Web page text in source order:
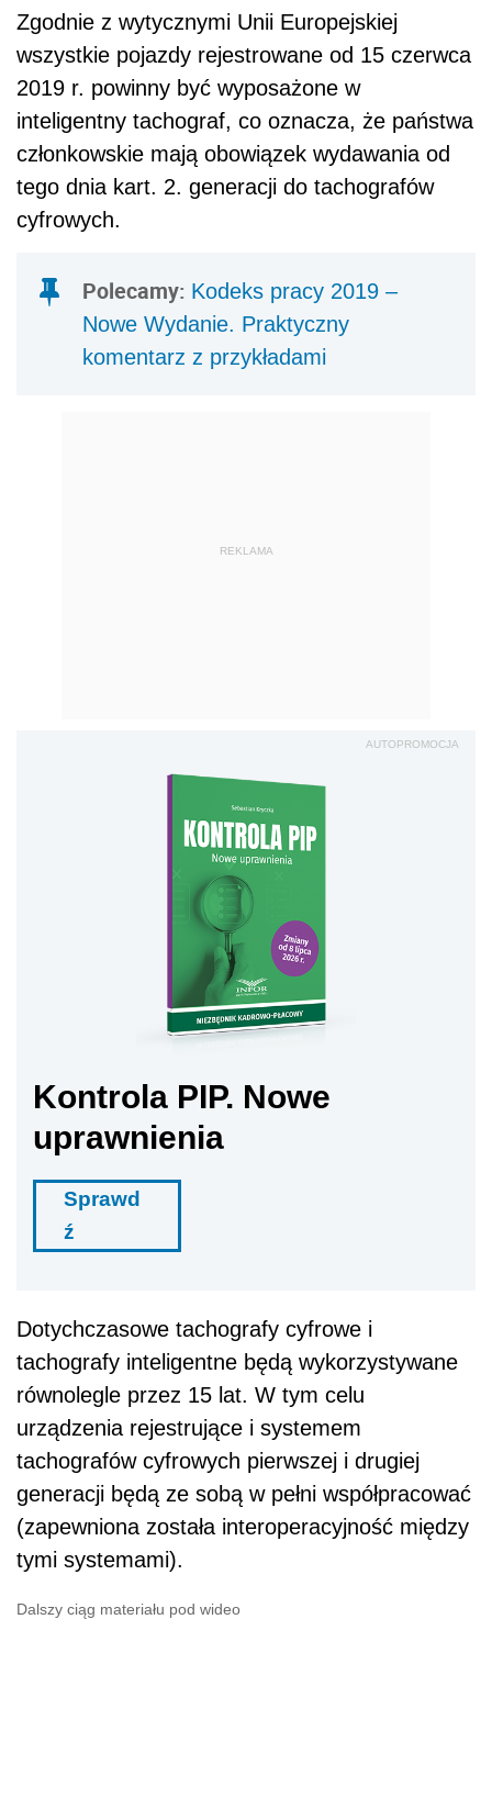
Zgodnie z wytycznymi Unii Europejskiej
wszystkie pojazdy rejestrowane od 15 czerwca
2019 r. powinny być wyposażone w
inteligentny tachograf, co oznacza, że państwa
członkowskie mają obowiązek wydawania od
tego dnia kart. 2. generacji do tachografów
cyfrowych.
Polecamy: Kodeks pracy 2019 –
Nowe Wydanie. Praktyczny
komentarz z przykładami
REKLAMA
AUTOPROMOCJA
Kontrola PIP. Nowe
uprawnienia
Sprawd
ź
Dotychczasowe tachografy cyfrowe i
tachografy inteligentne będą wykorzystywane
równolegle przez 15 lat. W tym celu
urządzenia rejestrujące i systemem
tachografów cyfrowych pierwszej i drugiej
generacji będą ze sobą w pełni współpracować
(zapewniona została interoperacyjność między
tymi systemami).
Dalszy ciąg materiału pod wideo